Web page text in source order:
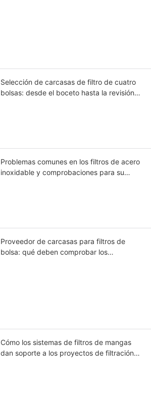
Selección de carcasas de filtro de cuatro
bolsas: desde el boceto hasta la revisión
Problemas comunes en los filtros de acero
inoxidable y comprobaciones para su
Proveedor de carcasas para filtros de
bolsa: qué deben comprobar los
Cómo los sistemas de filtros de mangas
dan soporte a los proyectos de filtración